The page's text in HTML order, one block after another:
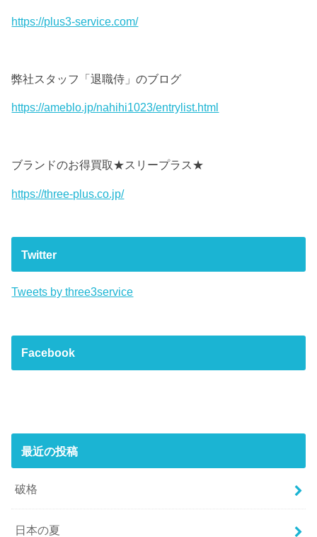
https://plus3-service.com/
弊社スタッフ「退職侍」のブログ
https://ameblo.jp/nahihi1023/entrylist.html
ブランドのお得買取★スリープラス★
https://three-plus.co.jp/
Twitter
Tweets by three3service
Facebook
最近の投稿
破格
日本の夏